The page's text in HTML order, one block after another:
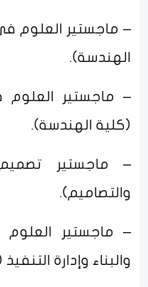
– ماجستير العلوم
الهندسة).
– ماجستير العلوم
(كلية الهندسة).
– ماجستير تصميم
والتصاميم).
– ماجستير العلوم
والبناء وإدارة